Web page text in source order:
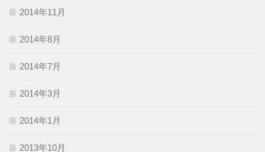
2014年11月
2014年8月
2014年7月
2014年3月
2014年1月
2013年10月